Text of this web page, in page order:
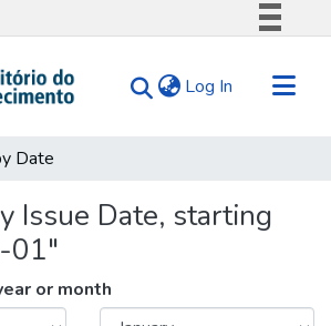
Comunica BR
Canais
Log In (current)
Date
Issue Date, starting
01"
or month